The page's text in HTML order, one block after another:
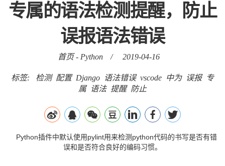
专属的语法检测提醒，防止
误报语法错误
首页- Python / 2019-04-16
标签: 检测 配置 Django 语法错误 vscode 中为 误报
专
属 语法 提醒 防止
Python插件中默认使用pylint用来检测python代码的书写是否有错
误和是否符合良好的编码习惯。